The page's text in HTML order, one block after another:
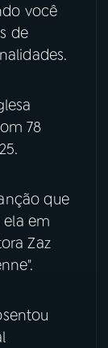
você
de
78
que
em
Zaz